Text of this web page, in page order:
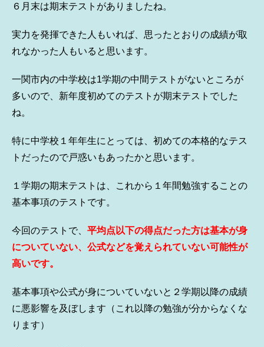
６月末は期末テストがありましたね。
実力を発揮できた人もいれば、思ったとおりの成績が取
れなかった人もいると思います。
一関市内の中学校は1学期の中間テストがないところが
多いので、新年度初めてのテストが期末テストでした
ね。
特に中学校１年年生にとっては、初めての本格的なテス
トだったので戸惑いもあったかと思います。
１学期の期末テストは、これから１年間勉強することの
基本事項のテストです。
今回のテストで、 平均点以下の得点だった方は基本が身
についていない、公式などを覚えられていない可能性が
高いです。
基本事項や公式が身についていないと２学期以降の成績
に悪影響を及ぼします（これ以降の勉強が分からなくな
ります）